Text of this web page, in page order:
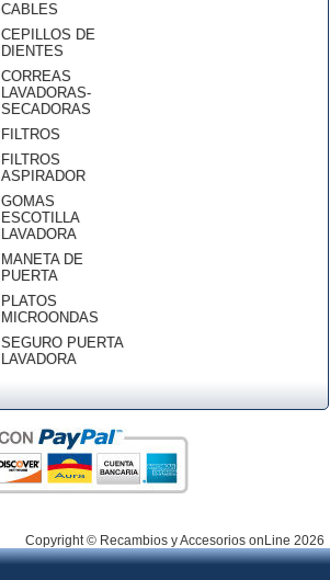
CABLES
CEPILLOS DE
DIENTES
CORREAS
LAVADORAS-
SECADORAS
FILTROS
FILTROS
ASPIRADOR
GOMAS
ESCOTILLA
LAVADORA
MANETA DE
PUERTA
PLATOS
MICROONDAS
SEGURO PUERTA
LAVADORA
Copyright © Recambios y Accesorios onLine 2026